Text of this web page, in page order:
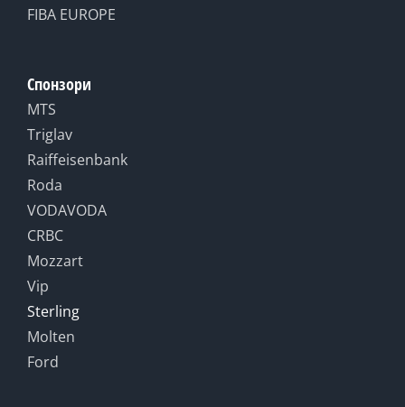
FIBA EUROPE
Спонзори
MTS
Triglav
Raiffeisenbank
Roda
VODAVODA
CRBC
Mozzart
Vip
Sterling
Molten
Ford